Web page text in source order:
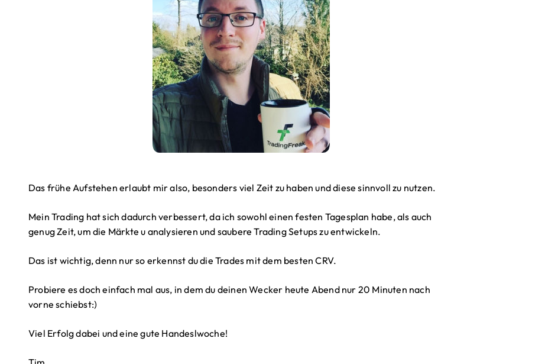
Das frühe Aufstehen erlaubt mir also, besonders viel Zeit zu haben und diese sinnvoll zu nutzen.
Mein Trading hat sich dadurch verbessert, da ich sowohl einen festen Tagesplan habe, als auch
genug Zeit, um die Märkte u analysieren und saubere Trading Setups zu entwickeln.
Das ist wichtig, denn nur so erkennst du die Trades mit dem besten CRV.
Probiere es doch einfach mal aus, in dem du deinen Wecker heute Abend nur 20 Minuten nach
vorne schiebst:)
Viel Erfolg dabei und eine gute Handeslwoche!